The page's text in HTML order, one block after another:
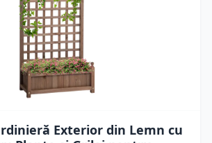
Exterior din Lemn cu